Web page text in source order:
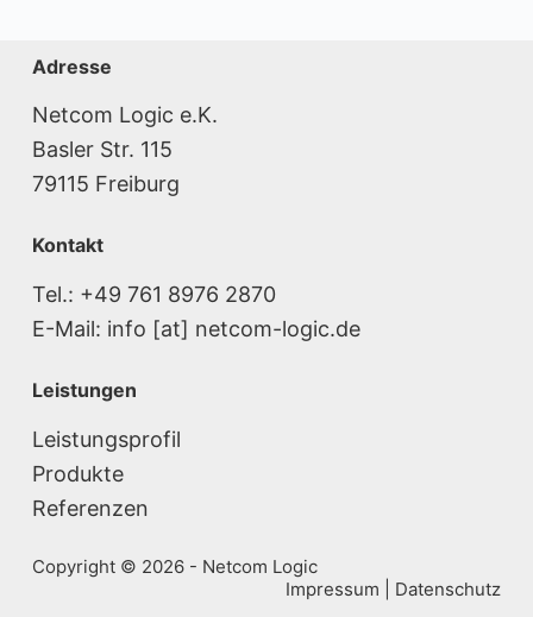
Adresse
Netcom Logic e.K.
Basler Str. 115
79115 Freiburg
Kontakt
Tel.: +49 761 8976 2870
E-Mail: info [at] netcom-logic.de
Leistungen
Leistungsprofil
Produkte
Referenzen
Copyright © 2026 - Netcom Logic
Impressum
Datenschutz